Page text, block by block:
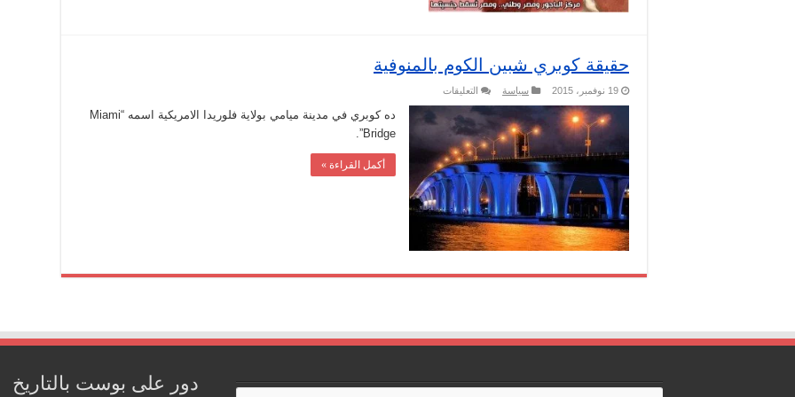
حقيقة كوبري شبين الكوم بالمنوفية
19 نوفمبر، 2015 سياسة التعليقات
شبين
الكوم
بالمنوفية
مغلقة
ده كوبري في مدينة ميامي بولاية فلوريدا الامريكية اسمه “Miami
Bridge”.
أكمل القراءة »
دور على بوست بالتاريخ